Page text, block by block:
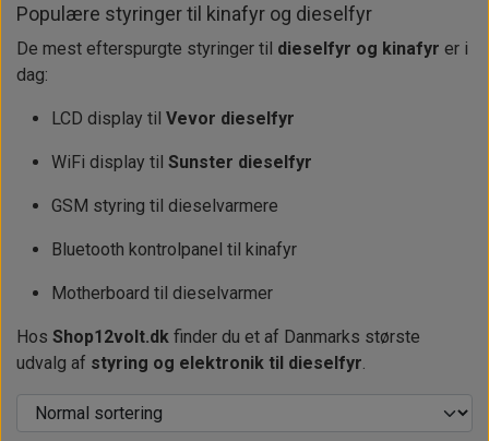
Kontakt
Forhandler login
Populære styringer til kinafyr og dieselfyr
De mest efterspurgte styringer til dieselfyr og kinafyr er i
dag:
LCD display til Vevor dieselfyr
WiFi display til Sunster dieselfyr
GSM styring til dieselvarmere
Bluetooth kontrolpanel til kinafyr
Motherboard til dieselvarmer
Hos Shop12volt.dk finder du et af Danmarks største
udvalg af styring og elektronik til dieselfyr.